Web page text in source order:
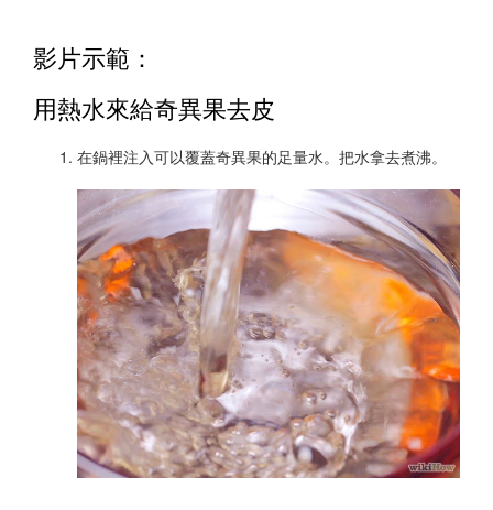
影片示範：
用熱水來給奇異果去皮
在鍋裡注入可以覆蓋奇異果的足量水。把水拿去煮沸。